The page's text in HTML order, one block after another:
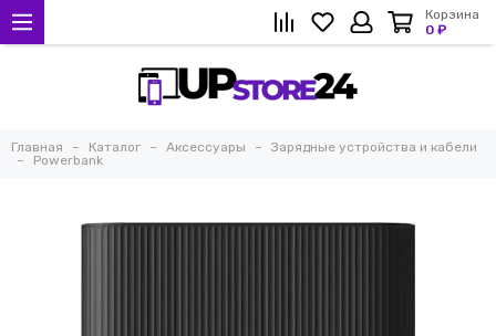
Корзина
0 ₽
Главная Каталог Аксессуары
Зарядные устройства и кабели
Powerbank